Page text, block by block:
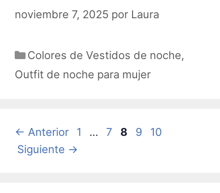
noviembre 7, 2025 por Laura
Categorías
Colores de Vestidos de noche,
Outfit de noche para mujer
← Anterior Página
1 … Página
7 Página
8 Página
9 Página
10
Siguiente →